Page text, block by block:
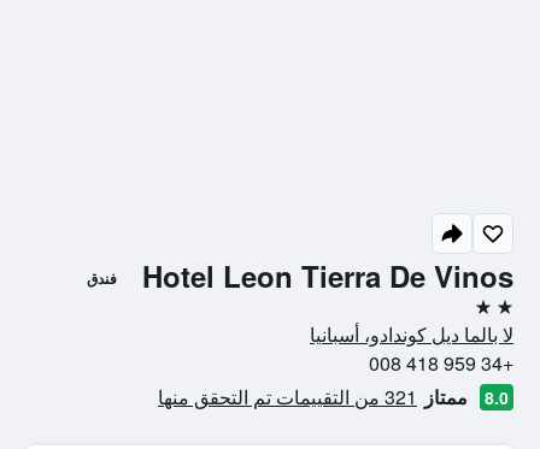
Hotel Leon Tierra De Vinos فندق
2 نجمتين
لا بالما ديل كوندادو، أسبانيا
+34 959 418 008
8.0 ممتاز 321 من التقييمات تم التحقق منها